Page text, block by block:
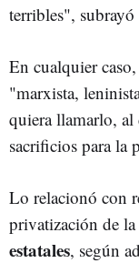
terribles",
En cualquier
"marxista,
quiera llamarlo, al
sacrificios para la
Lo relacionó con
privatización de
estatales, según